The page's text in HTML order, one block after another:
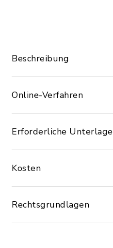
Beschreibung
Online-Verfahren
Erforderliche
Kosten
Rechtsgrundlagen